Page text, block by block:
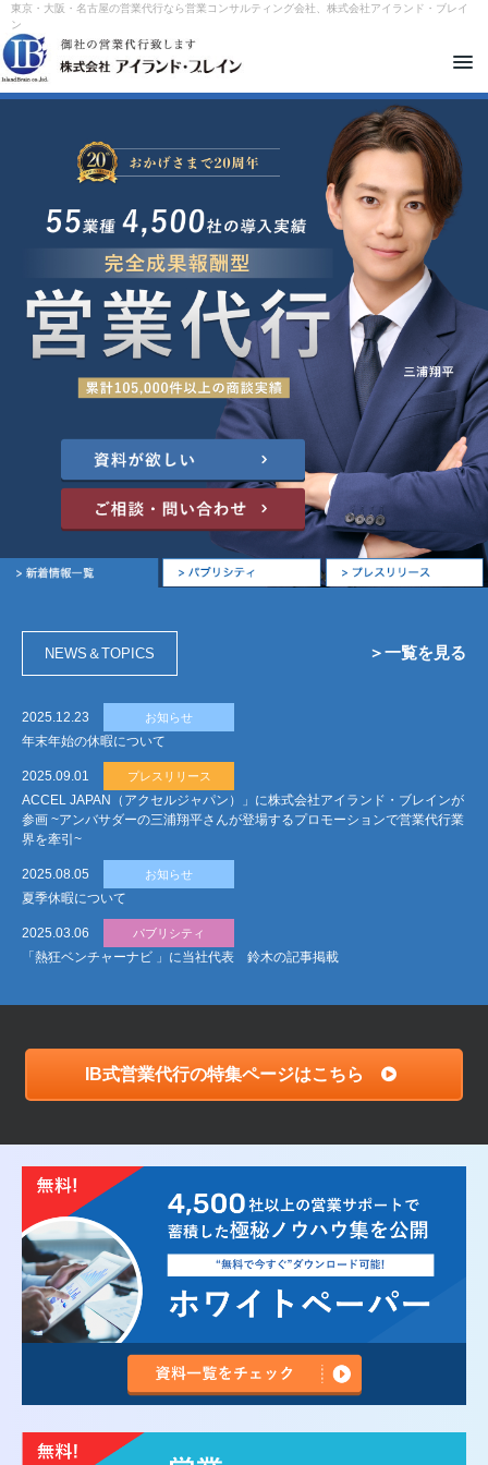
東京・大阪・名古屋の営業代行なら営業コンサルティング会社、株式会社アイランド・ブレイ
ン
メ
ュ
NEWS ＆TOPICS ＞一覧を見る
2025.12.23 お知らせ
年末年始の休暇について
2025.09.01 プレスリリース
ACCEL JAPAN（アクセルジャパン）」に株式会社アイランド・ブレインが
参画 ~アンバサダーの三浦翔平さんが登場するプロモーションで営業代行業
界を牽引~
2025.08.05 お知らせ
夏季休暇について
2025.03.06 パブリシティ
「熱狂ベンチャーナビ 」に当社代表 鈴木の記事掲載
IB式営業代行の特集ページはこちら